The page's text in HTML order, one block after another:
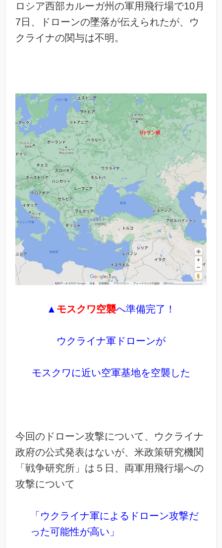
ロシア西部カルーガ州の軍用飛行場で10月
7日、ドローンの墜落が伝えられたが、ウ
クライナの関与は不明。
▲ モスクワ空襲へ準備完了！
ウクライナ軍ドローンが
モスクワに近い空軍基地を空襲した
今回のドローン攻撃について、ウクライナ
政府の公式発表はないが、米政策研究機関
「戦争研究所」は５日、両軍用飛行場への
攻撃について
「ウクライナ軍によるドローン攻撃だ
った可能性が高い」